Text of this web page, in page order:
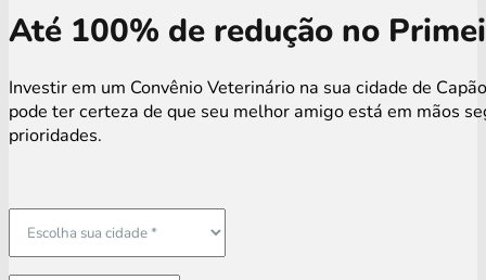
Até 100% de redução no
Investir em um Convênio Veterinário na sua cidade de
pode ter certeza de que seu melhor amigo está em mãos
prioridades.